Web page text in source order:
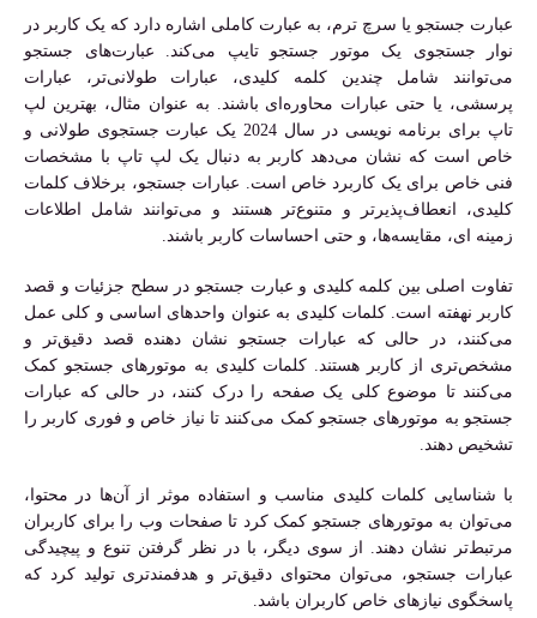
عبارت جستجو یا سرچ ترم، به عبارت کاملی اشاره دارد که یک کاربر در
نوار جستجوی یک موتور جستجو تایپ می‌کند. عبارت‌های جستجو
می‌توانند شامل چندین کلمه کلیدی، عبارات طولانی‌تر، عبارات
پرسشی، یا حتی عبارات محاوره‌ای باشند. به عنوان مثال، بهترین لپ
تاپ برای برنامه نویسی در سال 2024 یک عبارت جستجوی طولانی و
خاص است که نشان می‌دهد کاربر به دنبال یک لپ تاپ با مشخصات
فنی خاص برای یک کاربرد خاص است. عبارات جستجو، برخلاف کلمات
کلیدی، انعطاف‌پذیرتر و متنوع‌تر هستند و می‌توانند شامل اطلاعات
زمینه ای، مقایسه‌ها، و حتی احساسات کاربر باشند.
تفاوت اصلی بین کلمه کلیدی و عبارت جستجو در سطح جزئیات و قصد
کاربر نهفته است. کلمات کلیدی به عنوان واحدهای اساسی و کلی عمل
می‌کنند، در حالی که عبارات جستجو نشان دهنده قصد دقیق‌تر و
مشخص‌تری از کاربر هستند. کلمات کلیدی به موتورهای جستجو کمک
می‌کنند تا موضوع کلی یک صفحه را درک کنند، در حالی که عبارات
جستجو به موتورهای جستجو کمک می‌کنند تا نیاز خاص و فوری کاربر را
تشخیص دهند.
با شناسایی کلمات کلیدی مناسب و استفاده موثر از آن‌ها در محتوا،
می‌توان به موتورهای جستجو کمک کرد تا صفحات وب را برای کاربران
مرتبط‌تر نشان دهند. از سوی دیگر، با در نظر گرفتن تنوع و پیچیدگی
عبارات جستجو، می‌توان محتوای دقیق‌تر و هدفمندتری تولید کرد که
پاسخگوی نیازهای خاص کاربران باشد.